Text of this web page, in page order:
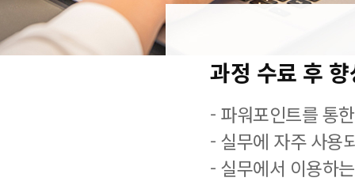
과정 수료 후
- 파워포인트를 통
- 실무에 자주 사용
- 실무에서 이용하